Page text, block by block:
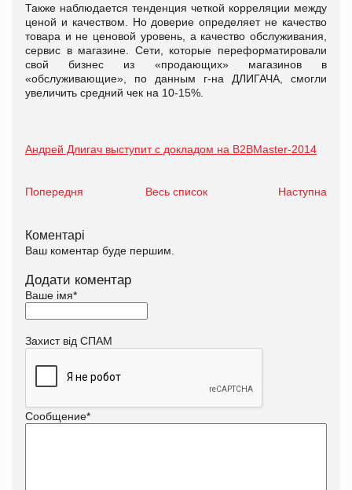
Также наблюдается тенденция четкой корреляции между
ценой и качеством. Но доверие определяет не качество
товара и не ценовой уровень, а качество обслуживания,
сервис в магазине. Сети, которые переформатировали
свой бизнес из «продающих» магазинов в
«обслуживающие», по данным г-на ДЛИГАЧА, смогли
увеличить средний чек на 10-15%.
Андрей Длигач выступит с докладом на B2BMaster-2014
Попередня Весь список Наступна
Коментарі
Ваш коментар буде першим.
Додати коментар
Ваше імя*
Захист від СПАМ
Сообщение*